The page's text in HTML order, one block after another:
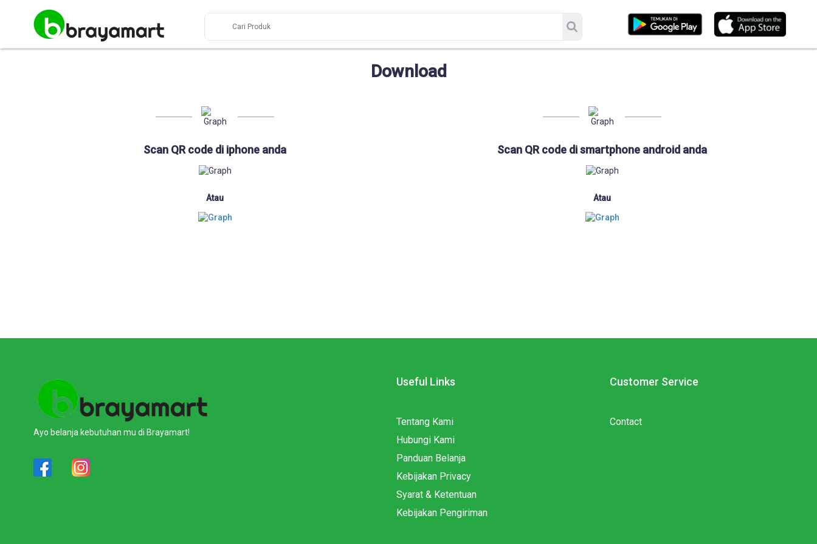
Download
Scan QR code di iphone anda
Atau
Scan QR code di smartphone android anda
Atau
Ayo belanja kebutuhan mu di Brayamart!
Useful Links
Tentang Kami
Hubungi Kami
Panduan Belanja
Kebijakan Privacy
Syarat & Ketentuan
Kebijakan Pengiriman
Customer Service
Contact